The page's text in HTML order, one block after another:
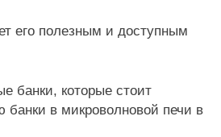
его полезным и доступным
банки, которые стоит
в микроволновой печи в